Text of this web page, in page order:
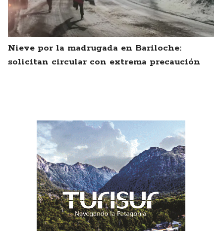
Nieve por la madrugada en Bariloche:
solicitan circular con extrema precaución